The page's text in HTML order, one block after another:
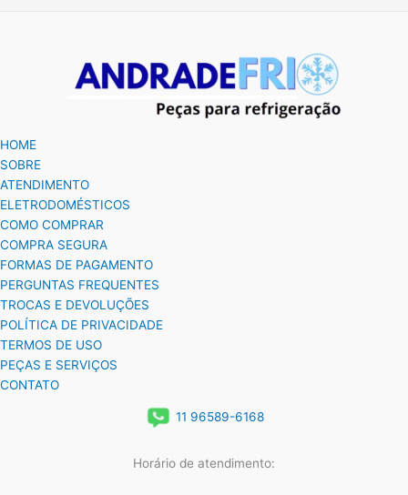
HOME
SOBRE
ATENDIMENTO
ELETRODOMÉSTICOS
COMO COMPRAR
COMPRA SEGURA
FORMAS DE PAGAMENTO
PERGUNTAS FREQUENTES
TROCAS E DEVOLUÇÕES
POLÍTICA DE PRIVACIDADE
TERMOS DE USO
PEÇAS E SERVIÇOS
CONTATO
11 96589-6168
Horário de atendimento: